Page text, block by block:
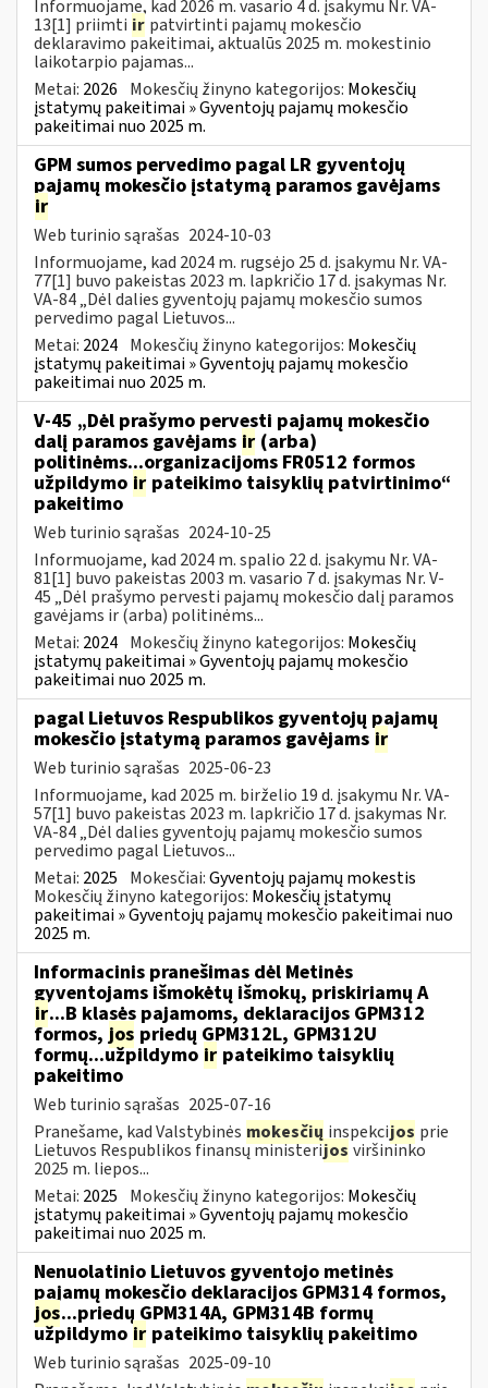
Informuojame, kad 2026 m. vasario 4 d. įsakymu Nr. VA-
13[1] priimti ir patvirtinti pajamų mokesčio
deklaravimo pakeitimai, aktualūs 2025 m. mokestinio
laikotarpio pajamas...
Metai: 2026 Mokesčių žinyno kategorijos: Mokesčių
įstatymų pakeitimai » Gyventojų pajamų mokesčio
pakeitimai nuo 2025 m.
GPM sumos pervedimo pagal LR gyventojų
pajamų mokesčio įstatymą paramos gavėjams
ir
Web turinio sąrašas 2024-10-03
Informuojame, kad 2024 m. rugsėjo 25 d. įsakymu Nr. VA-
77[1] buvo pakeistas 2023 m. lapkričio 17 d. įsakymas Nr.
VA-84 „Dėl dalies gyventojų pajamų mokesčio sumos
pervedimo pagal Lietuvos...
Metai: 2024 Mokesčių žinyno kategorijos: Mokesčių
įstatymų pakeitimai » Gyventojų pajamų mokesčio
pakeitimai nuo 2025 m.
V-45 „Dėl prašymo pervesti pajamų mokesčio
dalį paramos gavėjams ir (arba)
politinėms...organizacijoms FR0512 formos
užpildymo ir pateikimo taisyklių patvirtinimo“
pakeitimo
Web turinio sąrašas 2024-10-25
Informuojame, kad 2024 m. spalio 22 d. įsakymu Nr. VA-
81[1] buvo pakeistas 2003 m. vasario 7 d. įsakymas Nr. V-
45 „Dėl prašymo pervesti pajamų mokesčio dalį paramos
gavėjams ir (arba) politinėms...
Metai: 2024 Mokesčių žinyno kategorijos: Mokesčių
įstatymų pakeitimai » Gyventojų pajamų mokesčio
pakeitimai nuo 2025 m.
pagal Lietuvos Respublikos gyventojų pajamų
mokesčio įstatymą paramos gavėjams ir
Web turinio sąrašas 2025-06-23
Informuojame, kad 2025 m. birželio 19 d. įsakymu Nr. VA-
57[1] buvo pakeistas 2023 m. lapkričio 17 d. įsakymas Nr.
VA-84 „Dėl dalies gyventojų pajamų mokesčio sumos
pervedimo pagal Lietuvos...
Metai: 2025 Mokesčiai:Gyventojų pajamų mokestis
Mokesčių žinyno kategorijos: Mokesčių įstatymų
pakeitimai » Gyventojų pajamų mokesčio pakeitimai nuo
2025 m.
Informacinis pranešimas dėl Metinės
gyventojams išmokėtų išmokų, priskiriamų A
ir...B klasės pajamoms, deklaracijos GPM312
formos, jos priedų GPM312L, GPM312U
formų...užpildymo ir pateikimo taisyklių
pakeitimo
Web turinio sąrašas 2025-07-16
Pranešame, kad Valstybinės mokesčių inspekcijos prie
Lietuvos Respublikos finansų ministerijos viršininko
2025 m. liepos...
Metai: 2025 Mokesčių žinyno kategorijos: Mokesčių
įstatymų pakeitimai » Gyventojų pajamų mokesčio
pakeitimai nuo 2025 m.
Nenuolatinio Lietuvos gyventojo metinės
pajamų mokesčio deklaracijos GPM314 formos,
jos...priedų GPM314A, GPM314B formų
užpildymo ir pateikimo taisyklių pakeitimo
Web turinio sąrašas 2025-09-10